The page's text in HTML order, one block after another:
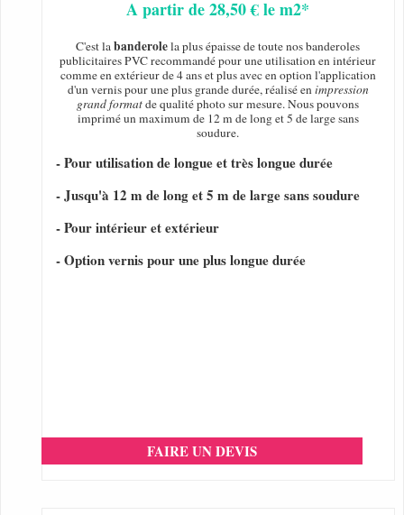
A partir de 28,50 € le m2*
C'est labanderolela plus épaisse de toute nos banderoles
publicitaires PVC recommandé pour une utilisation en intérieur
comme en extérieur de 4 ans et plus avec en option l'application
d'un vernis pour une plus grande durée, réalisé enimpression
grand formatde qualité photo sur mesure. Nous pouvons
imprimé un maximum de 12 m de long et 5 de large sans
soudure.
- Pour utilisation de longue et très longue durée
- Jusqu'à 12 m de long et 5 m de large sans soudure
- Pour intérieur et extérieur
- Option vernis pour une plus longue durée
FAIRE UN DEVIS